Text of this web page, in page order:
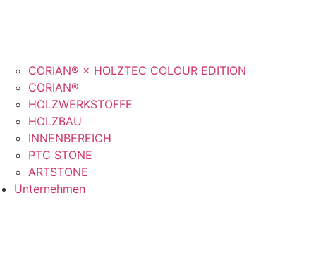
CORIAN® × HOLZTEC COLOUR EDITION
CORIAN®
HOLZWERKSTOFFE
HOLZBAU
INNENBEREICH
PTC STONE
ARTSTONE
Unternehmen